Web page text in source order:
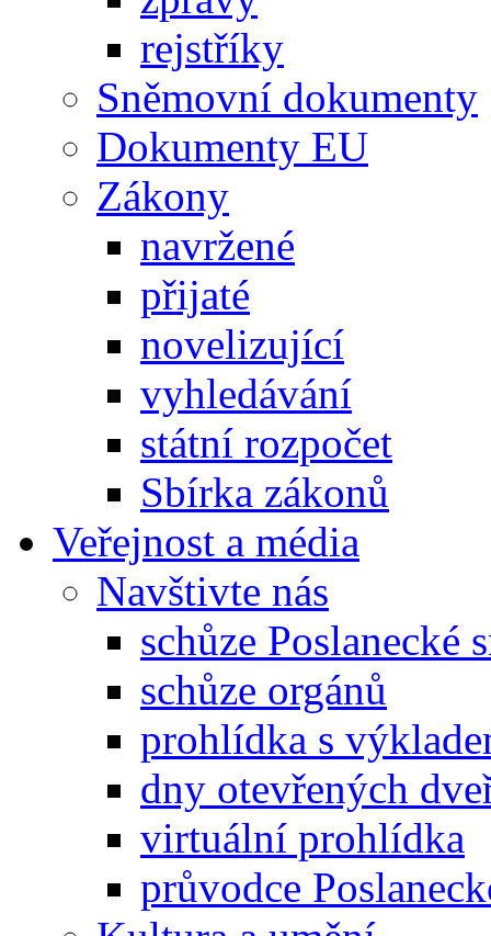
rejstříky
Sněmovní dokumenty
Dokumenty EU
Zákony
navržené
přijaté
novelizující
vyhledávání
státní rozpočet
Sbírka zákonů
Veřejnost a média
Navštivte nás
schůze Poslanecké
schůze orgánů
prohlídka s
dny otevřených
virtuální prohlídka
průvodce